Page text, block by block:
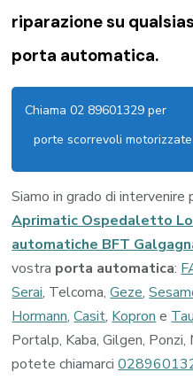
riparazione su
porta automatica.
Chiama 02 89601329 per
porte scorrevoli
Siamo in grado di intervenire
Aprimatic Ospedaletto
automatiche BFT
vostra porta automatica:
Serai, Telcoma,Geze,
Hormann,Casit, Kopron e Tau
Portalp, Kaba, Gilgen, Ponzi,
potete chiamarci